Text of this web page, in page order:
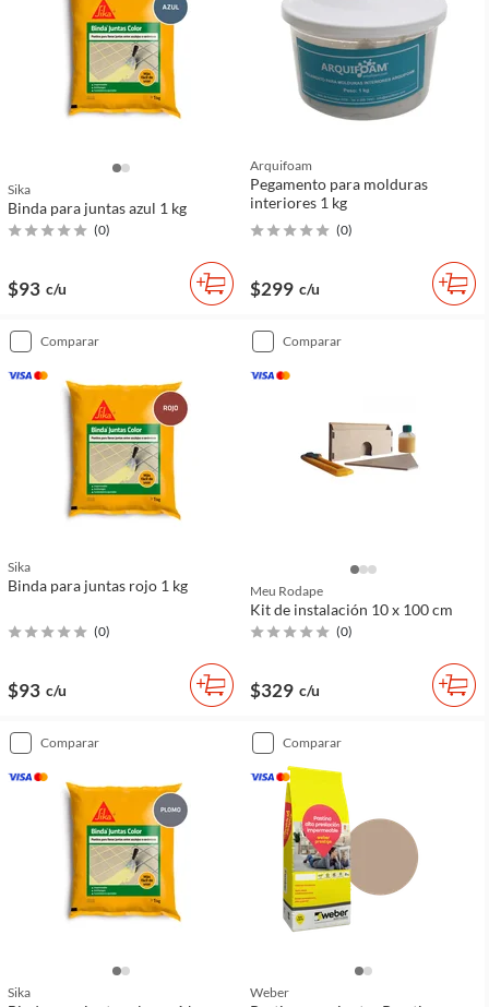
Sika
Binda para juntas azul 1 kg
(0)
$93 c/u
Arquifoam
Pegamento para molduras
interiores 1 kg
(0)
$299 c/u
comparar
Sika
Binda para juntas rojo 1 kg
(0)
$93 c/u
comparar
Meu Rodape
Kit de instalación 10 x 100 cm
(0)
$329 c/u
comparar
Sika
comparar
Weber